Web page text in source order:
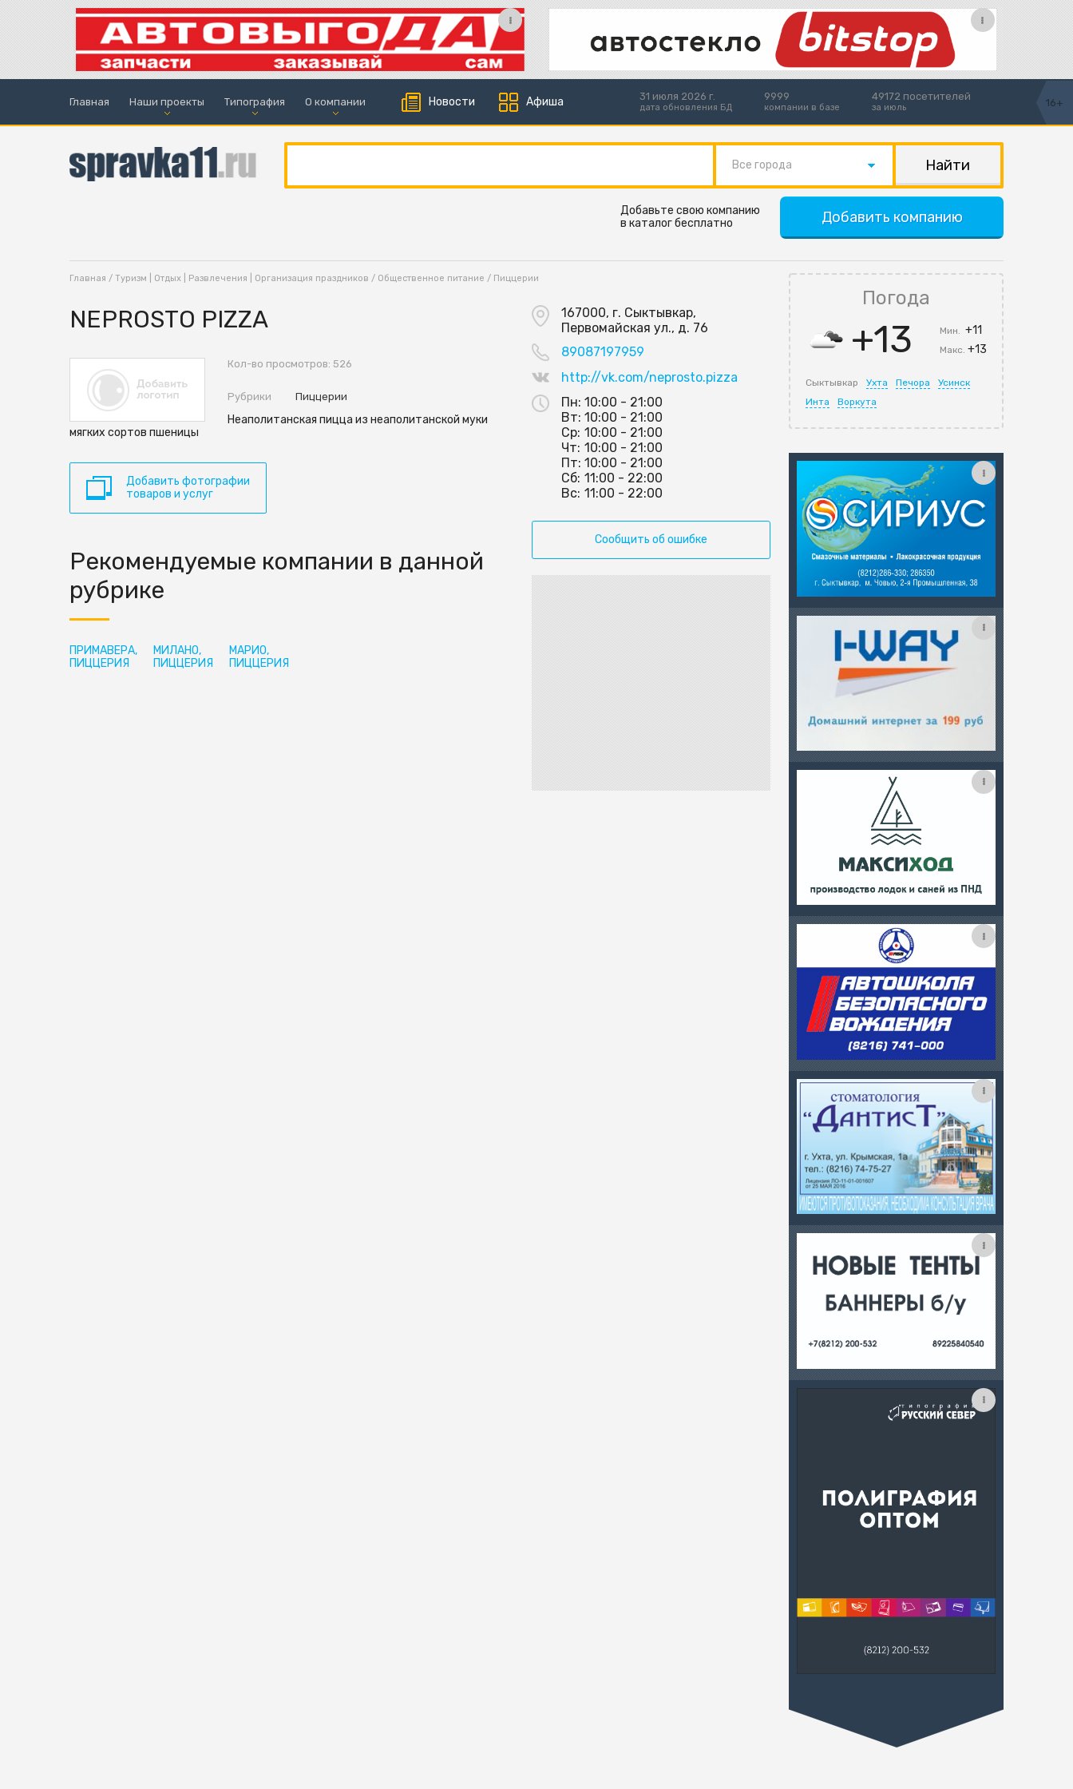
Главная Наши проекты Типография О компании Новости Афиша 31 июля 2026 г.
дата обновления БД
9999
компании в базе
49172 посетителей
за июль 16+
Все города
Добавить компанию
Добавьте свою компанию
в каталог бесплатно
Главная / Туризм | Отдых | Развлечения | Организация праздников / Общественное питание / Пиццерии
NEPROSTO PIZZA
Кол-во просмотров: 526
Рубрики Пиццерии
Неаполитанская пицца из неаполитанской муки
мягких сортов пшеницы
167000, г. Сыктывкар,
Первомайская ул., д. 76
89087197959
http://vk.com/neprosto.pizza
Пн:10:00 - 21:00
Вт:10:00 - 21:00
Ср: 10:00 - 21:00
Чт: 10:00 - 21:00
Пт:10:00 - 21:00
Сб: 11:00 - 22:00
Вс: 11:00 - 22:00
Сообщить об ошибке
Добавить фотографии
товаров и услуг
Рекомендуемые компании в данной
рубрике
ПРИМАВЕРА,
ПИЦЦЕРИЯ
МИЛАНО,
ПИЦЦЕРИЯ
МАРИО,
ПИЦЦЕРИЯ
Погода
+13 Мин.+11
Макс.+13
Сыктывкар Ухта Печора
Усинск
Инта
Воркута